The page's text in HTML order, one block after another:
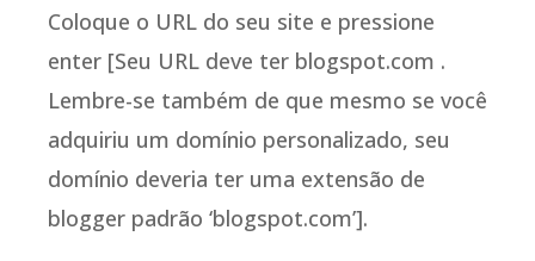
Coloque o URL do seu site e pressione
enter [Seu URL deve ter blogspot.com .
Lembre-se também de que mesmo se você
adquiriu um domínio personalizado, seu
domínio deveria ter uma extensão de
blogger padrão ‘blogspot.com’].